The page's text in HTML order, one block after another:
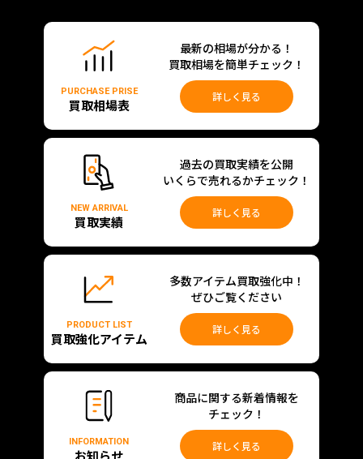
PURCHASE PRISE
買取相場表
最新の相場が分かる！
買取相場を簡単チェック！
詳しく見る
NEW ARRIVAL
買取実績
過去の買取実績を公開
いくらで売れるかチェック！
詳しく見る
PRODUCT LIST
買取強化アイテム
多数アイテム買取強化中！
ぜひご覧ください
詳しく見る
INFORMATION
お知らせ
商品に関する新着情報を
チェック！
詳しく見る